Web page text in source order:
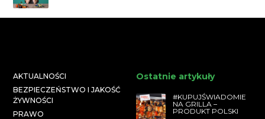
AKTUALNOŚCI
BEZPIECZEŃSTWO I JAKOŚĆ
ŻYWNOŚCI
PRAWO
Ostatnie artykuły
#KUPUJŚWIADOMIE
NA GRILLA –
PRODUKT POLSKI